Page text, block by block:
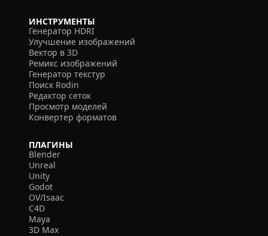
ИНСТРУМЕНТЫ
Генератор HDRI
Улучшение изображений
Вектор в 3D
Ремикс изображений
Генератор текстур
Поиск Rodin
Редактор сеток
Просмотр моделей
Конвертер форматов
ПЛАГИНЫ
Blender
Unreal
Unity
Godot
OV/Isaac
C4D
Maya
3D Max